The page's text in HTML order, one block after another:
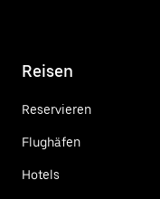
Reisen
Reservieren
Flughäfen
Hotels